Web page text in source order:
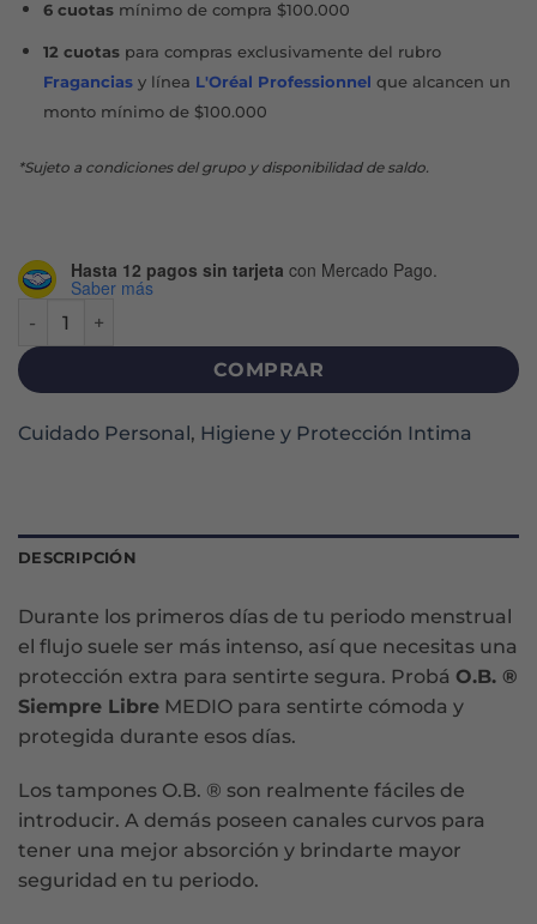
6 cuotasmínimo de compra $100.000
12 cuotaspara compras exclusivamente del rubro
Fraganciasy línea L'Oréal Professionnel que alcancen un
monto mínimo de $100.000
*Sujeto a condiciones del grupo y disponibilidad de saldo.
Hasta 12 pagos sin tarjeta con Mercado Pago.
Saber más
COMPRAR
Cuidado Personal, Higiene y Protección Intima
DESCRIPCIÓN
Durante los primeros días de tu periodo menstrual
el flujo suele ser más intenso, así que necesitas una
protección extra para sentirte segura. Probá O.B. ®
Siempre Libre MEDIO para sentirte cómoda y
protegida durante esos días.
Los tampones O.B. ® son realmente fáciles de
introducir. A demás poseen canales curvos para
tener una mejor absorción y brindarte mayor
seguridad en tu periodo.